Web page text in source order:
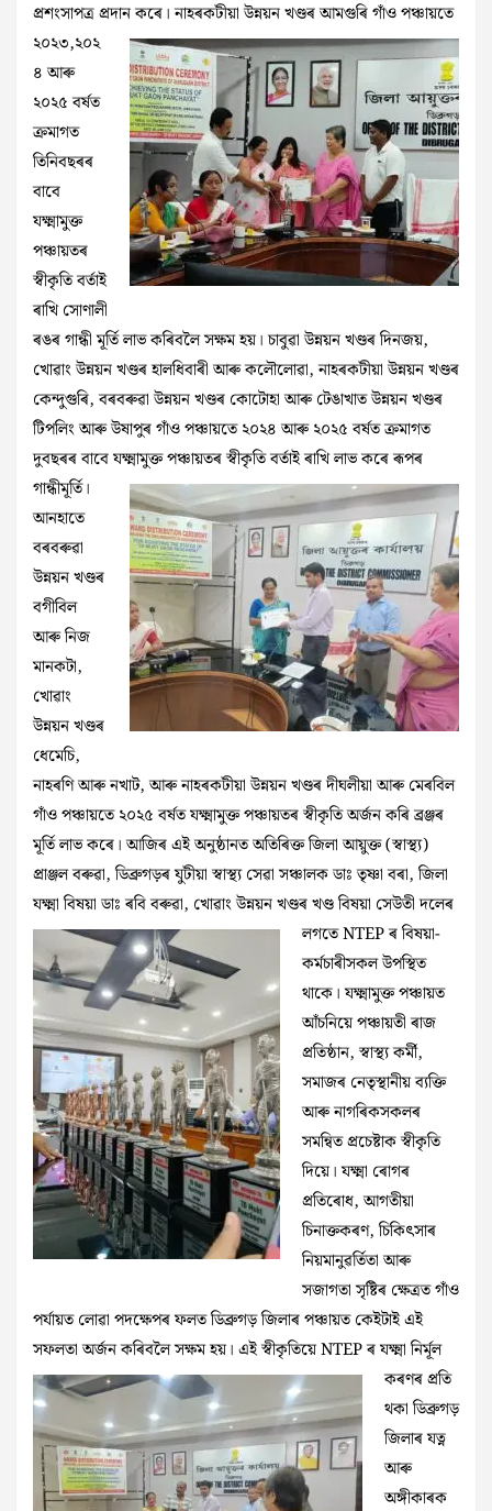
প্ৰশংসাপত্ৰ প্ৰদান কৰে।নাহৰকটীয়া উন্নয়ন খণ্ডৰ আমগুৰি গাঁও পঞ্চায়তে
২০২৩,২০২
৪ আৰু
২০২৫ বৰ্ষত
ক্ৰমাগত
তিনিবছৰৰ
বাবে
যক্ষ্মামুক্ত
পঞ্চায়তৰ
স্বীকৃতি বৰ্তাই
ৰাখি সোণালী
ৰঙৰ গান্ধী মূৰ্তি লাভ কৰিবলৈ সক্ষম হয়। চাবুৱা উন্নয়ন খণ্ডৰ দিনজয়,
খোৱাং উন্নয়ন খণ্ডৰ হালধিবাৰী আৰু কলৌলোৱা, নাহৰকটীয়া উন্নয়ন খণ্ডৰ
কেন্দুগুৰি, বৰবৰুৱা উন্নয়ন খণ্ডৰ কোটোহা আৰু টেঙাখাত উন্নয়ন খণ্ডৰ
টিপলিং আৰু উষাপুৰ গাঁও পঞ্চায়তে ২০২৪ আৰু ২০২৫ বৰ্ষত ক্ৰমাগত
দুবছৰৰ বাবে যক্ষ্মামুক্ত পঞ্চায়তৰ স্বীকৃতিবৰ্তাই ৰাখি লাভ কৰে ৰূপৰ
গান্ধীমূৰ্তি।
আনহাতে
বৰবৰুৱা
উন্নয়ন খণ্ডৰ
বগীবিল
আৰু নিজ
মানকটা,
খোৱাং
উন্নয়ন খণ্ডৰ
ধেমেচি,
নাহৰণি আৰু নখাট, আৰু নাহৰকটীয়া উন্নয়ন খণ্ডৰ দীঘলীয়া আৰু মেৰবিল
গাঁও পঞ্চায়তে ২০২৫ বৰ্ষত যক্ষ্মামুক্ত পঞ্চায়তৰ স্বীকৃতি অৰ্জন কৰি ব্ৰঞ্জৰ
মূৰ্তি লাভ কৰে। আজিৰ এই অনুষ্ঠানত অতিৰিক্ত জিলা আয়ুক্ত (স্বাস্থ্য)
প্ৰাঞ্জল বৰুৱা, ডিব্ৰুগড়ৰ যুটীয়া স্বাস্থ্য সেৱা সঞ্চালক ডাঃ তৃষ্ণা বৰা, জিলা
যক্ষ্মা বিষয়া ডাঃ ৰবি বৰুৱা, খোৱাং উন্নয়নখণ্ডৰ খণ্ড বিষয়া সেউতী দলেৰ
লগতে NTEP ৰ বিষয়া-
কৰ্মচাৰীসকল উপস্থিত
থাকে। যক্ষ্মামুক্ত পঞ্চায়ত
আঁচনিয়ে পঞ্চায়তী ৰাজ
প্ৰতিষ্ঠান, স্বাস্থ্য কৰ্মী,
সমাজৰ নেতৃস্থানীয় ব্যক্তি
আৰু নাগৰিকসকলৰ
সমন্বিত প্ৰচেষ্টাক স্বীকৃতি
দিয়ে। যক্ষ্মা ৰোগৰ
প্ৰতিৰোধ, আগতীয়া
চিনাক্তকৰণ, চিকিৎসাৰ
নিয়মানুৱৰ্তিতা আৰু
সজাগতা সৃষ্টিৰ ক্ষেত্ৰত গাঁও
পৰ্যায়ত লোৱা পদক্ষেপৰ ফলত ডিব্ৰুগড় জিলাৰ পঞ্চায়ত কেইটাই এই
সফলতা অৰ্জন কৰিবলৈ সক্ষম হয়। এই স্বীকৃতিয়ে NTEP ৰযক্ষ্মা নির্মূল
কৰণৰ প্ৰতি
থকা ডিব্ৰুগড়
জিলাৰ যত্ন
আৰু
অঙ্গীকাৰক